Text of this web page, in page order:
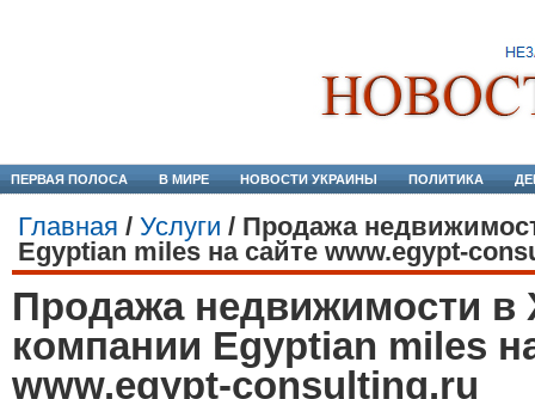
ПЕРВАЯ ПОЛОСА В МИРЕ НОВОСТИ УКРАИНЫ ПОЛИТИКА
Главная / Услуги / Продажа
Egyptian miles на сайте www.egypt-
Продажа недвижимости в
компании Egyptian miles
www.egypt-consulting.ru